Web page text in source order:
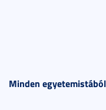
Minden